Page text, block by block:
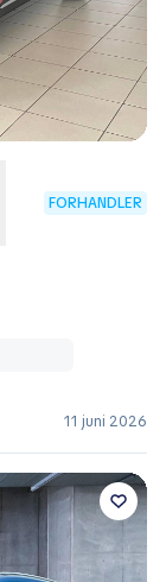
FORHANDLER
11 juni 2026